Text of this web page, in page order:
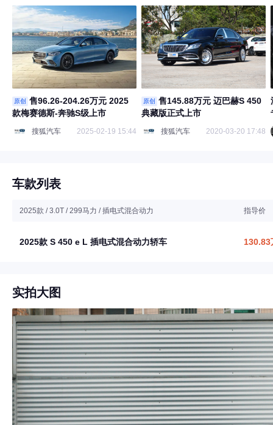
原创
售96.26-204.26万元 2025
款梅赛德斯-奔驰S级上市
搜狐汽车 2025-02-19 15:44
原创
售145.88万元 迈巴赫S 450
典藏版正式上市
搜狐汽车 2020-03-20 17:48
车款列表
2025款 / 3.0T / 299马力 / 插电式混合动力 指导价
2025款 S 450 e L 插电式混合动力轿车 130.83
实拍大图